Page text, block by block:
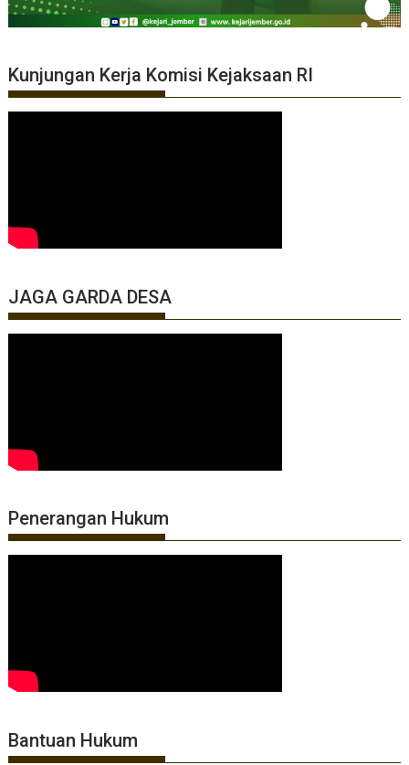
Kunjungan Kerja Komisi Kejaksaan RI
JAGA GARDA DESA
Penerangan Hukum
Bantuan Hukum